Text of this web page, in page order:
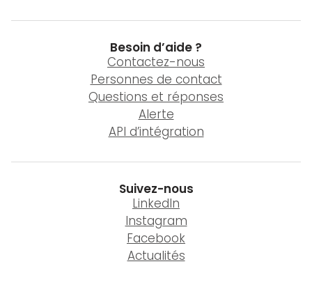
Besoin d’aide ?
Contactez-nous
Personnes de contact
Questions et réponses
Alerte
API d’intégration
Suivez-nous
LinkedIn
Instagram
Facebook
Actualités